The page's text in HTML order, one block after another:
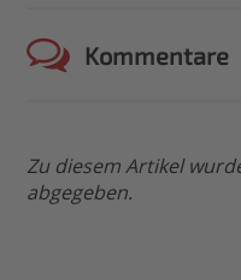
Kommentare
Zu diesem Artikel
abgegeben.